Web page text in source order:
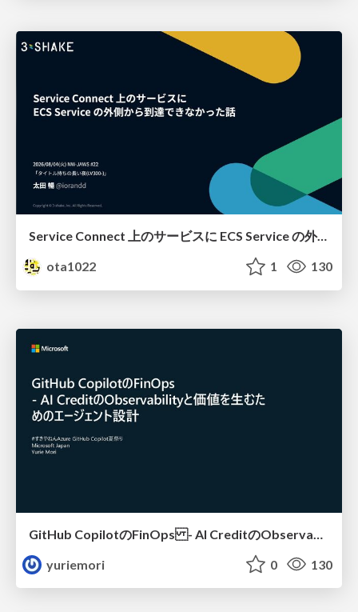
Service Connect 上のサービスに ECS Service の外側から到達できなかった話
ota1022
1 130
yuriemori
0 130